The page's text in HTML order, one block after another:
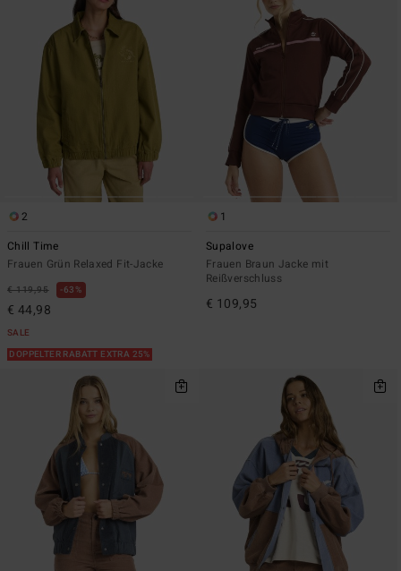
2
Chill Time
Frauen Grün Relaxed Fit-Jacke
€ 119,95 63%
€ 44,98
SALE
DOPPELTER RABATT EXTRA 25%
1
Supalove
Frauen Braun Jacke mit
Reißverschluss
€ 109,95